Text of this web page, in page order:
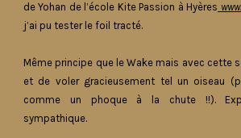
de Yohan de l’école Kite Passion à Hyères
j’ai pu tester le foil tracté.
Même principe que le Wake mais avec cette
et de voler gracieusement tel un oiseau
comme un phoque à la chute !!).
sympathique.